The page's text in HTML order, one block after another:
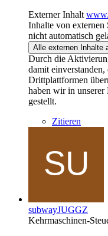
Externer Inhalt
Inhalte von externen
nicht automatisch
Alle externen Inhalte
Durch die
damit einverstanden,
Drittplattformen
haben wir in
gestellt.
Zitieren
subwayJUGGZ
Kehrmaschinen-